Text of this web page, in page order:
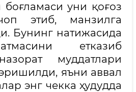
боғламаси уни қоғоз
этиб, манзилга
Бунинг натижасида
етказиб
муддатлари
яъни аввал
энг чекка ҳудудда